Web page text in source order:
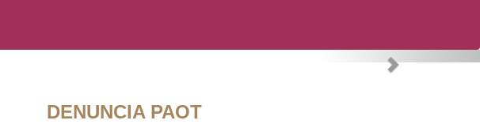
Next
DENUNCIA PAOT